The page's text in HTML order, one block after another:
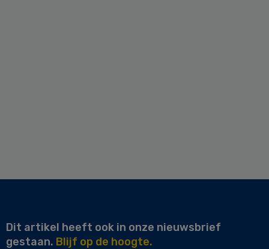
Dit artikel heeft ook in onze nieuwsbrief
gestaan. Blijf op de hoogte.